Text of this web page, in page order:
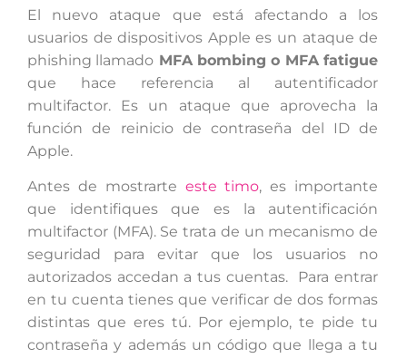
El nuevo ataque que está afectando a los
usuarios de dispositivos Apple es un ataque de
phishing llamado MFA bombing o MFA fatigue
que hace referencia al autentificador
multifactor. Es un ataque que aprovecha la
función de reinicio de contraseña del ID de
Apple.
Antes de mostrarte este timo, es importante
que identifiques que es la autentificación
multifactor (MFA). Se trata de un mecanismo de
seguridad para evitar que los usuarios no
autorizados accedan a tus cuentas. Para entrar
en tu cuenta tienes que verificar de dos formas
distintas que eres tú. Por ejemplo, te pide tu
contraseña y además un código que llega a tu